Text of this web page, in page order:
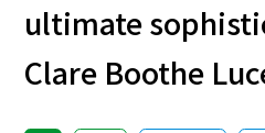
ultimate
Clare Boothe